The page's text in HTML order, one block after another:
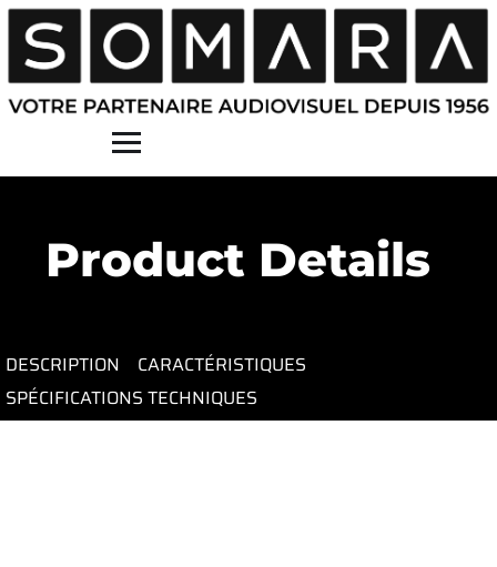
Product Details
DESCRIPTION
CARACTÉRISTIQUES
SPÉCIFICATIONS TECHNIQUES